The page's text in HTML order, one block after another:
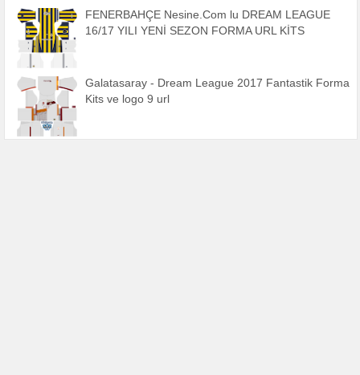
FENERBAHÇE Nesine.Com lu DREAM LEAGUE
16/17 YILI YENİ SEZON FORMA URL KİTS
Galatasaray - Dream League 2017 Fantastik Forma
Kits ve logo 9 url